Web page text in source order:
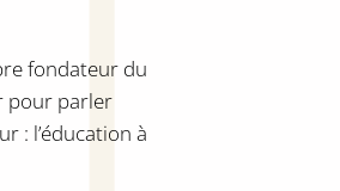
fondateur du
pour parler
: l’éducation à